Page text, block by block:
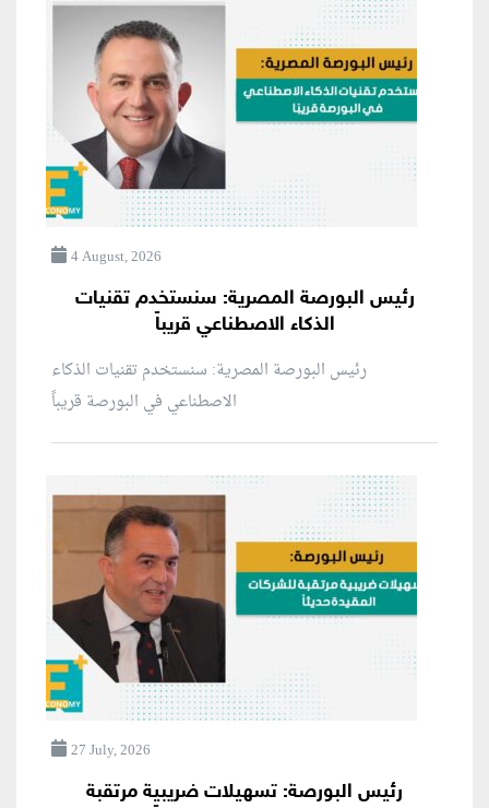
4 August, 2026
رئيس البورصة المصرية: سنستخدم تقنيات
الذكاء الاصطناعي قريباً
رئيس البورصة المصرية: سنستخدم تقنيات الذكاء
الاصطناعي في البورصة قريباً
27 July, 2026
رئيس البورصة: تسهيلات ضريبية مرتقبة